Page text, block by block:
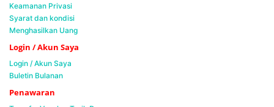
Keamanan Privasi
Syarat dan kondisi
Menghasilkan Uang
Login / Akun Saya
Login / Akun Saya
Buletin Bulanan
Penawaran